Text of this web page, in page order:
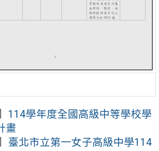
114學年度全國高級中等學校學
畫
臺北市立第一女子高級中學114